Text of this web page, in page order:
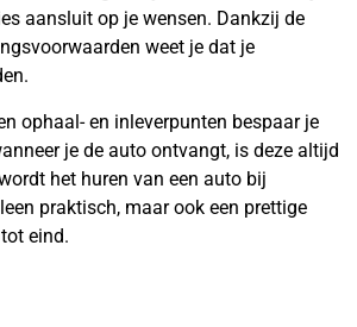
aansluit op je wensen. Dankzij de
weet je dat je
ophaal- en inleverpunten bespaar je
je de auto ontvangt, is deze altijd
het huren van een auto bij
praktisch, maar ook een prettige
eind.